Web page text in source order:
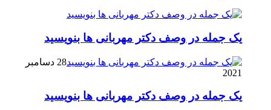
یک جمله در وصف دکتر مهربانی ها بنویسید
28 دسامبر
2021
یک جمله در وصف دکتر مهربانی ها بنویسید